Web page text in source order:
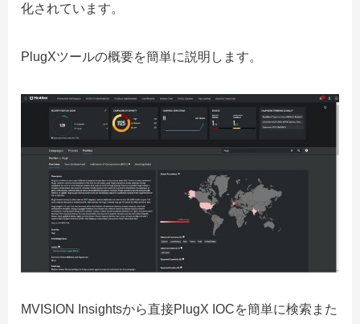
化されています。
PlugXツールの概要を簡単に説明します。
MVISION Insightsから直接PlugX IOCを簡単に検索また